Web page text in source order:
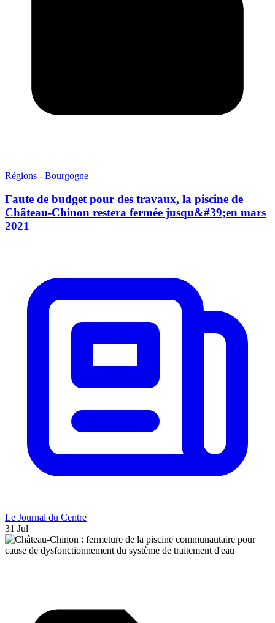
Régions - Bourgogne
Faute de budget pour des travaux, la piscine de
Château-Chinon restera fermée jusqu&#39;en mars
2021
Le Journal du Centre
31 Jul